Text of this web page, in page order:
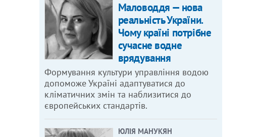
Маловоддя — нова
реальність України.
Чому країні потрібне
сучасне водне
врядування
Формування культури управління водою
допоможе Україні адаптуватися до
кліматичних змін та наблизитися до
європейських стандартів.
ЮЛІЯ МАНУКЯН